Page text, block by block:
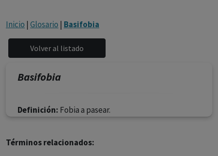
Inicio | Glosario | Basifobia
Basifobia
Definición: Fobia a pasear.
Términos relacionados: